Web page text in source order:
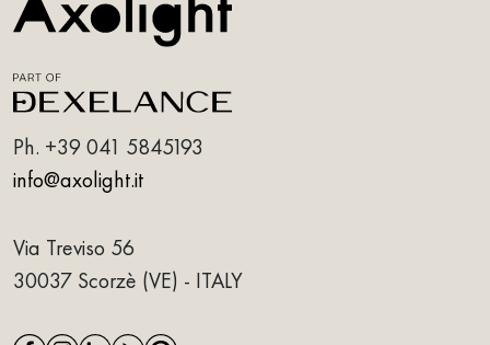
Ph. +39 041 5845193
info@axolight.it
Via Treviso 56
30037 Scorzè (VE) - ITALY